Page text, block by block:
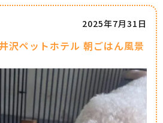
沢ペットホテル 朝ごはん風景
2025年7月31日